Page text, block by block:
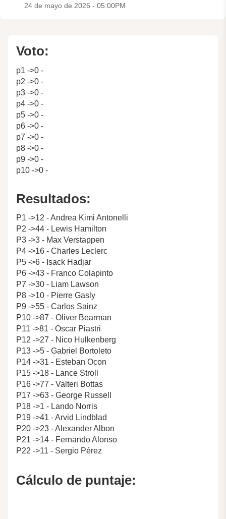
24 de mayo de 2026 - 05:00PM
Voto:
p1 ->0 -
p2 ->0 -
p3 ->0 -
p4 ->0 -
p5 ->0 -
p6 ->0 -
p7 ->0 -
p8 ->0 -
p9 ->0 -
p10 ->0 -
Resultados:
P1 ->12 - Andrea Kimi Antonelli
P2 ->44 - Lewis Hamilton
P3 ->3 - Max Verstappen
P4 ->16 - Charles Leclerc
P5 ->6 - Isack Hadjar
P6 ->43 - Franco Colapinto
P7 ->30 - Liam Lawson
P8 ->10 - Pierre Gasly
P9 ->55 - Carlos Sainz
P10 ->87 - Oliver Bearman
P11 ->81 - Oscar Piastri
P12 ->27 - Nico Hulkenberg
P13 ->5 - Gabriel Bortoleto
P14 ->31 - Esteban Ocon
P15 ->18 - Lance Stroll
P16 ->77 - Valteri Bottas
P17 ->63 - George Russell
P18 ->1 - Lando Norris
P19 ->41 - Arvid Lindblad
P20 ->23 - Alexander Albon
P21 ->14 - Fernando Alonso
P22 ->11 - Sergio Pérez
Cálculo de puntaje: